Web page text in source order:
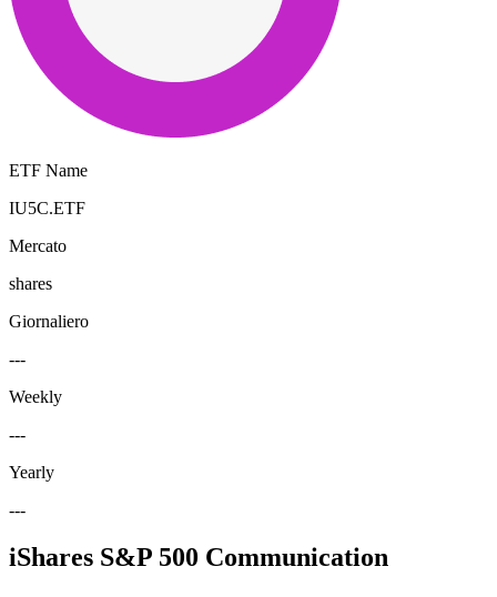
ETF Name
IU5C.ETF
Mercato
shares
Giornaliero
---
Weekly
---
Yearly
---
iShares S&P 500 Communication